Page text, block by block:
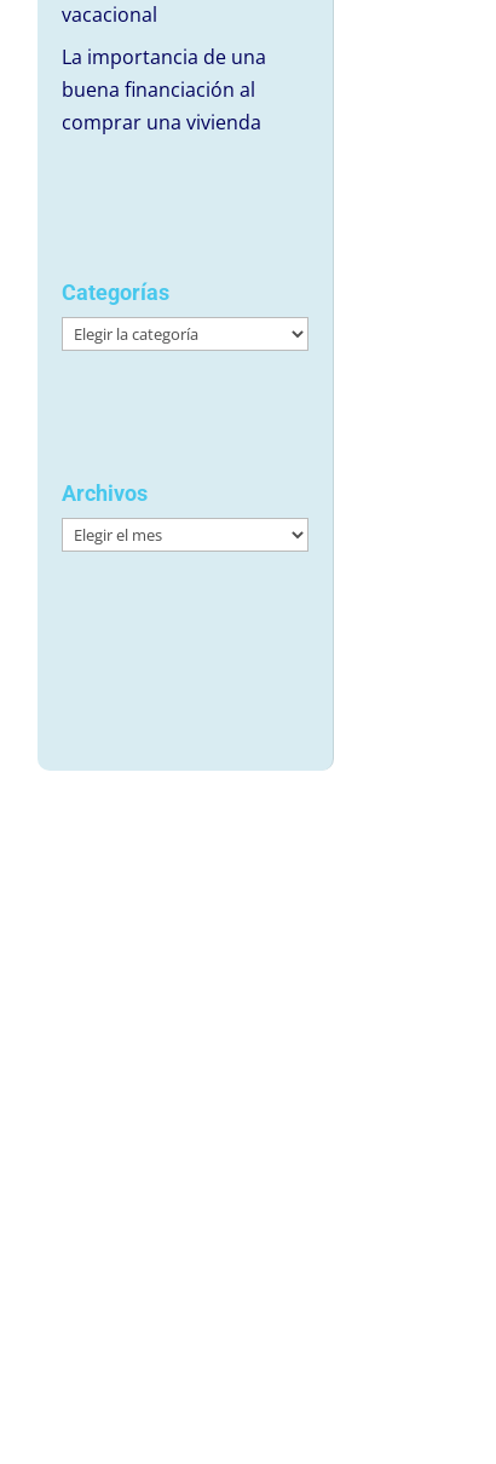
vacacional
La importancia de una
buena financiación al
comprar una vivienda
Categorías
Categorías
Archivos
Archivos